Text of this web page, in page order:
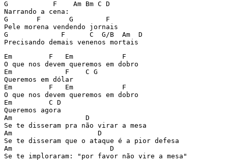
G           F    Am Bm C D
Narrando a cena:
G       F       G        F
Pele morena vendendo jornais
G             F      C  G/B  Am  D
Em         F   Em            F
O que nos devem queremos em dobro
Em             F    C G
Queremos em dólar
Em         F   Em            F
O que nos devem queremos em dobro
Em         C D
Queremos agora
Am                  D
Se te disseram pra não virar a mesa
Am                     D
Se te disseram que o ataque é a pior defesa
Am                        D